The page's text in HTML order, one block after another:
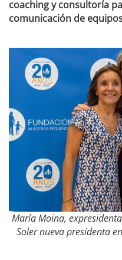
coaching y consultoría
comunicación de
María Moina,
Soler nueva presidenta